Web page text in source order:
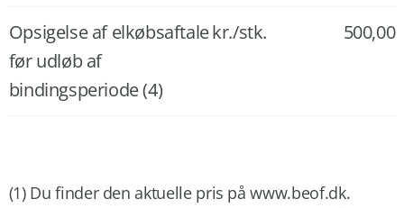
Opsigelse af elkøbsaftale
før udløb af
bindingsperiode (4)
kr./stk. 500,00
(1) Du finder den aktuelle pris på www.beof.dk.